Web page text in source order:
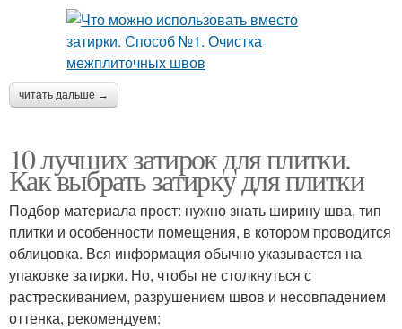
читать дальше →
10 лучших затирок для плитки.
Как выбрать затирку для плитки
Подбор материала прост: нужно знать ширину шва, тип
плитки и особенности помещения, в котором проводится
облицовка. Вся информация обычно указывается на
упаковке затирки. Но, чтобы не столкнуться с
растрескиванием, разрушением швов и несовпадением
оттенка, рекомендуем: